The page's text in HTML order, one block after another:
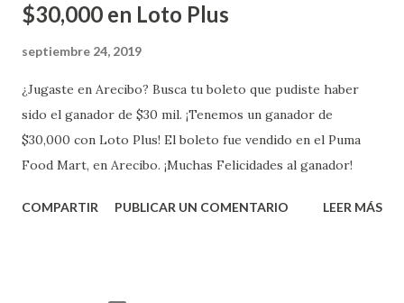
$30,000 en Loto Plus
septiembre 24, 2019
¿Jugaste en Arecibo? Busca tu boleto que pudiste haber
sido el ganador de $30 mil. ¡Tenemos un ganador de
$30,000 con Loto Plus! El boleto fue vendido en el Puma
Food Mart, en Arecibo. ¡Muchas Felicidades al ganador!
COMPARTIR PUBLICAR UN COMENTARIO LEER MÁS